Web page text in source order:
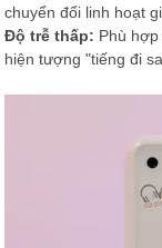
chuyển đổi linh hoạt
Độ trễ thấp: Phù
hiện tượng "tiếng đi